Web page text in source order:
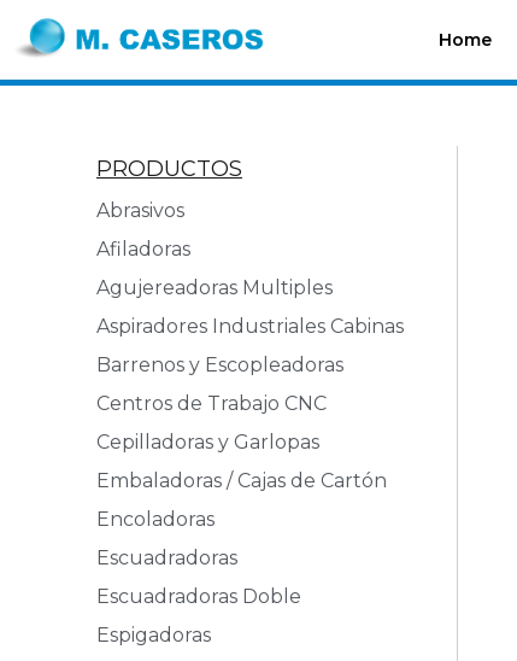
Home
PRODUCTOS
Abrasivos
Afiladoras
Agujereadoras Multiples
Aspiradores Industriales Cabinas
Barrenos y Escopleadoras
Centros de Trabajo CNC
Cepilladoras y Garlopas
Embaladoras / Cajas de Cartón
Encoladoras
Escuadradoras
Escuadradoras Doble
Espigadoras